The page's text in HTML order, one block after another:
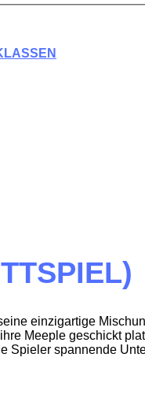
einzigartige
Meeple geschickt
Spieler spannende